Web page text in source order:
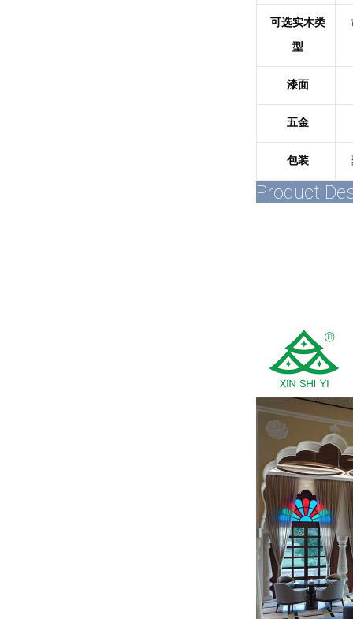
可选实木类
型
漆面
五金
包装
Product